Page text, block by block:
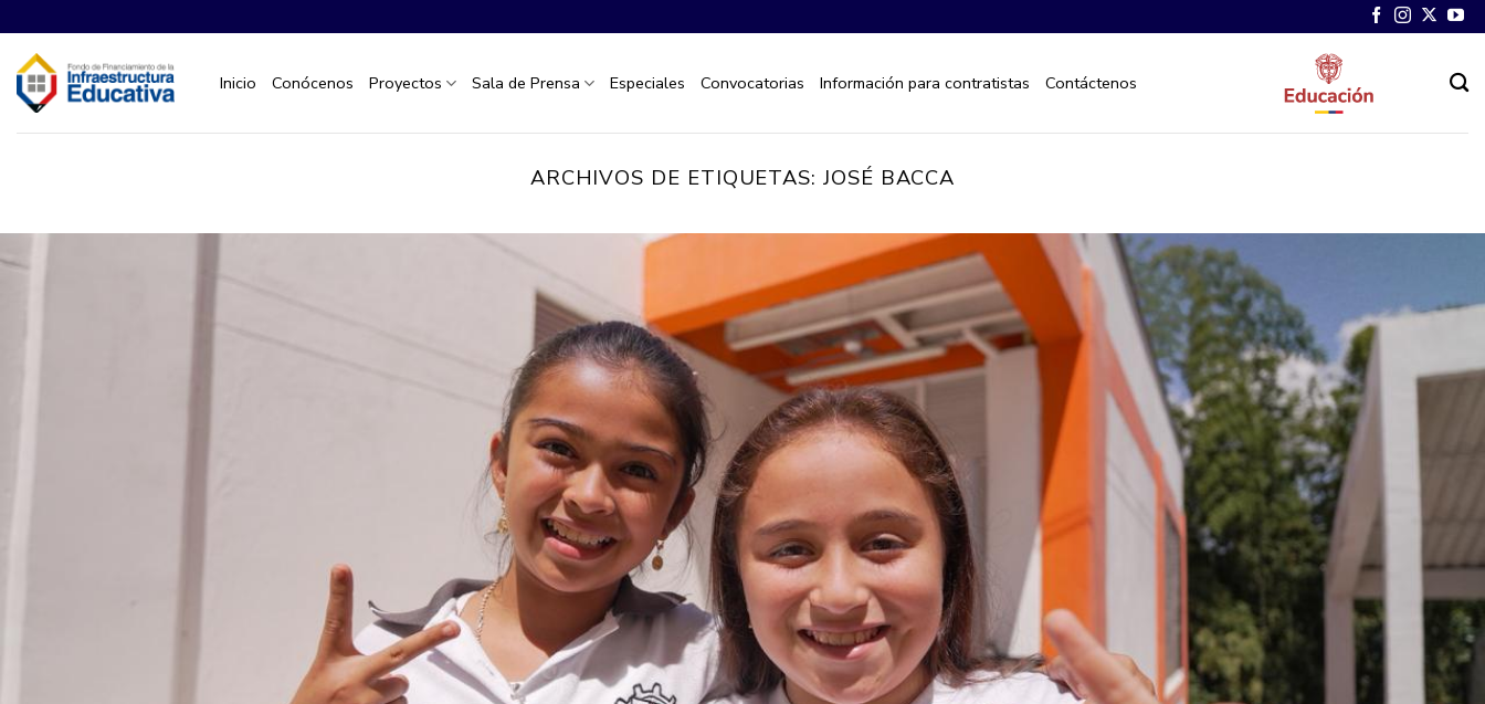
al
contenido
Inicio Conócenos Proyectos Sala de Prensa Especiales Convocatorias Información para contratistas Contáctenos
ARCHIVOS DE ETIQUETAS: JOSÉ BACCA